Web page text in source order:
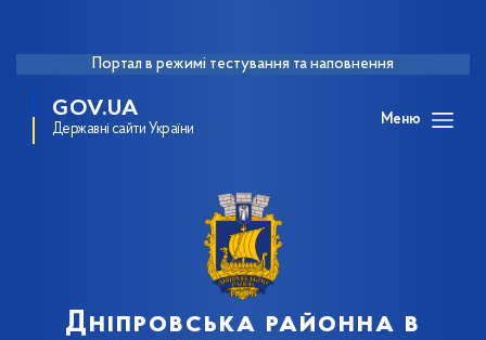
Портал в режимі тестування та наповнення
GOV.UA
Державні сайти України
Меню
Дніпровська районна в